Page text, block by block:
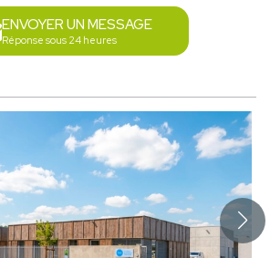
ENVOYER UN MESSAGE
Réponse sous 24 heures